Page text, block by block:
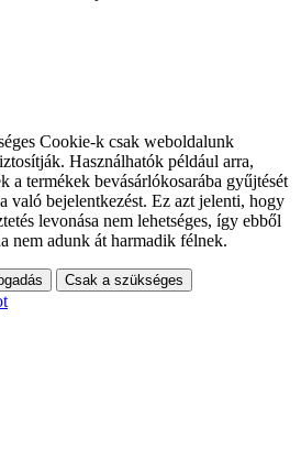
Cookie-k csak weboldalunk
Használhatók például arra,
a termékek bevásárlókosarába gyűjtését
való bejelentkezést. Ez azt jelenti, hogy
levonása nem lehetséges, így ebből
nem adunk át harmadik félnek.
Csak a szükséges